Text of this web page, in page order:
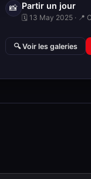
📸 Partir un jour
🗓 13 May 2025 · 📍
🔍 Voir les galeries